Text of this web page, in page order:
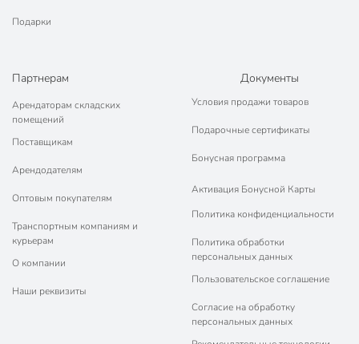
Подарки
Партнерам
Арендаторам складских
помещений
Поставщикам
Арендодателям
Оптовым покупателям
Транспортным компаниям и
курьерам
О компании
Наши реквизиты
Документы
Условия продажи товаров
Подарочные сертификаты
Бонусная программа
Активация Бонусной Карты
Политика конфиденциальности
Политика обработки
персональных данных
Пользовательское соглашение
Согласие на обработку
персональных данных